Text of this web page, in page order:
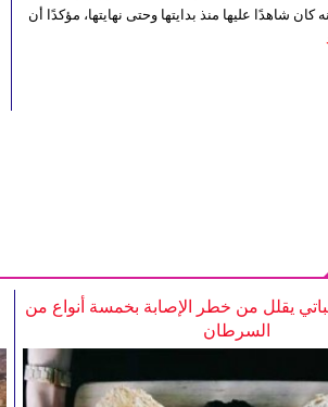
كان شاهدًا عليها منذ بدايتها وحتى نهايتها، مؤكدًا أن
يقلل من خطر الإصابة بخمسة أنواع من
السرطان